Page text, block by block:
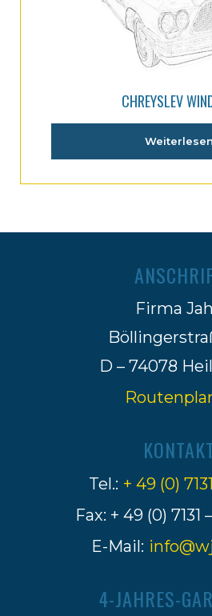
CHREYSLEV
Weiterlesen
Firma
D – 74078
Tel.: + 49 (0)
Fax: + 49 (0) 7131
E-Mail:
4-JAHRES-